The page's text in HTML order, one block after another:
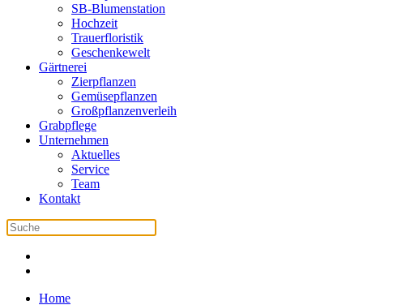
SB-Blumenstation
Hochzeit
Trauerfloristik
Geschenkewelt
Gärtnerei
Zierpflanzen
Gemüsepflanzen
Großpflanzenverleih
Grabpflege
Unternehmen
Aktuelles
Service
Team
Kontakt
Home